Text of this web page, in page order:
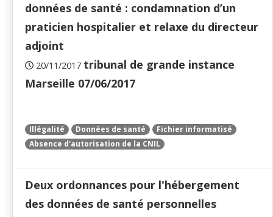
données de santé : condamnation d’un
praticien hospitalier et relaxe du directeur
adjoint
20/11/2017 tribunal de grande instance
Marseille 07/06/2017
Illégalité Données de santé
Fichier informatisé
Absence d'autorisation de la CNIL
Deux ordonnances pour l'hébergement
des données de santé personnelles